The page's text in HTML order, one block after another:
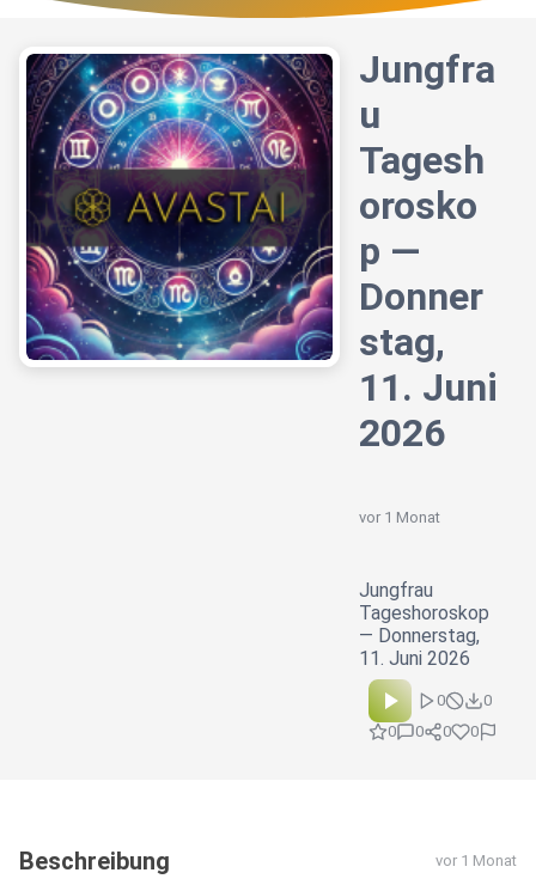
Jungfra
u
Tagesh
orosko
p —
Donner
stag,
11. Juni
2026
vor 1 Monat
Jungfrau
Tageshoroskop
— Donnerstag,
11. Juni 2026
0
0
0
0 0 0
Beschreibung vor 1 Monat